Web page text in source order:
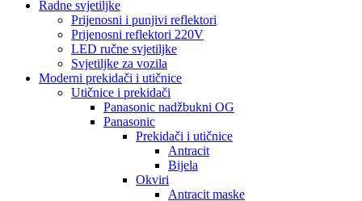
Radne svjetiljke
Prijenosni i punjivi reflektori
Prijenosni reflektori 220V
LED ručne svjetiljke
Svjetiljke za vozila
Moderni prekidači i utičnice
Utičnice i prekidači
Panasonic nadžbukni OG
Panasonic
Prekidači i utičnice
Antracit
Bijela
Okviri
Antracit maske